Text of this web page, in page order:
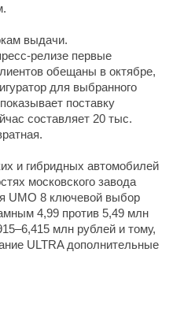
выдачи.
релизе первые
обещаны в октябре,
для выбранного
поставку
составляет 20 тыс.
и гибридных автомобилей
московского завода
UMO 8 ключевой выбор
4,99 против 5,49 млн
млн рублей и тому,
ULTRA дополнительные